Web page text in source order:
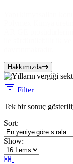
Hakkımızda
Filter
Tek bir sonuç
Sort:
Show: